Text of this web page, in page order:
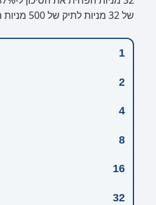
של 32 מניות לתיק של 500 מניות היה קטן יחסית.
1
2
4
8
16
32